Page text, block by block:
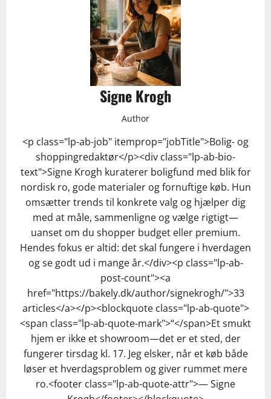
Signe Krogh
Author
<p class="lp-ab-job" itemprop="jobTitle">Bolig- og
shoppingredaktør</p><div class="lp-ab-bio-
text">Signe Krogh kuraterer boligfund med blik for
nordisk ro, gode materialer og fornuftige køb. Hun
omsætter trends til konkrete valg og hjælper dig
med at måle, sammenligne og vælge rigtigt—
uanset om du shopper budget eller premium.
Hendes fokus er altid: det skal fungere i hverdagen
og se godt ud i mange år.</div><p class="lp-ab-
post-count"><a
href="https://bakely.dk/author/signekrogh/">33
articles</a></p><blockquote class="lp-ab-quote">
<span class="lp-ab-quote-mark">“</span>Et smukt
hjem er ikke et showroom—det er et sted, der
fungerer tirsdag kl. 17. Jeg elsker, når et køb både
løser et hverdagsproblem og giver rummet mere
ro.<footer class="lp-ab-quote-attr">— Signe